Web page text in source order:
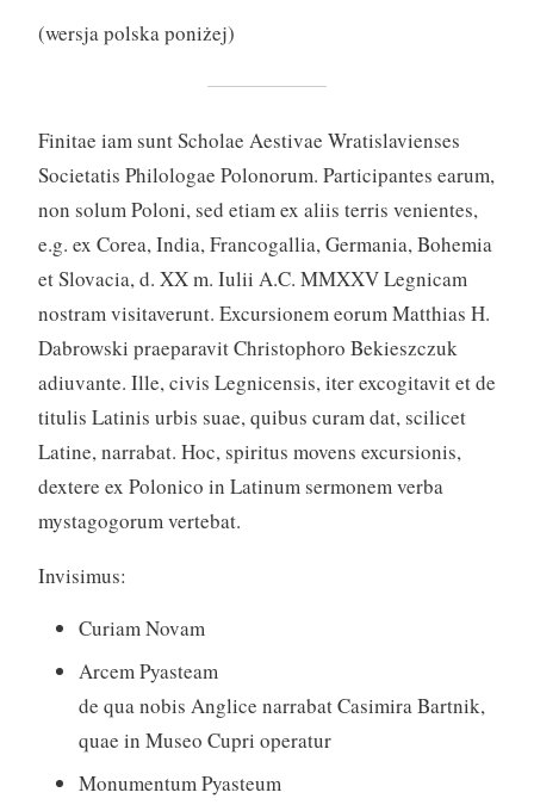
(wersja polska poniżej)
Finitae iam sunt Scholae Aestivae Wratislavienses
Societatis Philologae Polonorum. Participantes earum,
non solum Poloni, sed etiam ex aliis terris venientes,
e.g. ex Corea, India, Francogallia, Germania, Bohemia
et Slovacia, d. XX m. Iulii A.C. MMXXV Legnicam
nostram visitaverunt. Excursionem eorum Matthias H.
Dabrowski praeparavit Christophoro Bekieszczuk
adiuvante. Ille, civis Legnicensis, iter excogitavit et de
titulis Latinis urbis suae, quibus curam dat, scilicet
Latine, narrabat. Hoc, spiritus movens excursionis,
dextere ex Polonico in Latinum sermonem verba
mystagogorum vertebat.
Invisimus:
Curiam Novam
Arcem Pyasteam
de qua nobis Anglice narrabat Casimira Bartnik,
quae in Museo Cupri operatur
Monumentum Pyasteum